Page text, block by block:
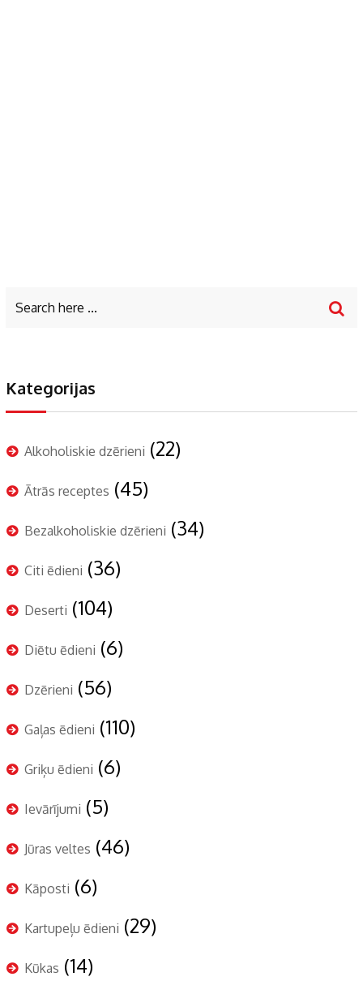
Kategorijas
Alkoholiskie dzērieni (22)
Ātrās receptes (45)
Bezalkoholiskie dzērieni (34)
Citi ēdieni (36)
Deserti (104)
Diētu ēdieni (6)
Dzērieni (56)
Gaļas ēdieni (110)
Griķu ēdieni (6)
Ievārījumi (5)
Jūras veltes (46)
Kāposti (6)
Kartupeļu ēdieni (29)
Kūkas (14)